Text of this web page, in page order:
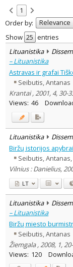
Refine
Open access
Scientific
Dissemination
Document Type:
Books & books parts
Journal articles
Subject area:
History 7
Arts 2
Text language
Country of publication
Lithuanian place
Subject
Journal
1
Order by:
Relevance
Show
entries
Lituanistika
– Lituanistika
Astravas ir grafai
Seibutis, Antanas
Krantai , 2001, 4, 30-
Views: 46
Lituanistika
Biržų istorijos
Seibutis,
Vilnius : Danielius,
LT
Lituanistika
– Lituanistika
Biržų miesto
Seibutis, Antanas
Žiemgala , 2008, 1,
Views: 120